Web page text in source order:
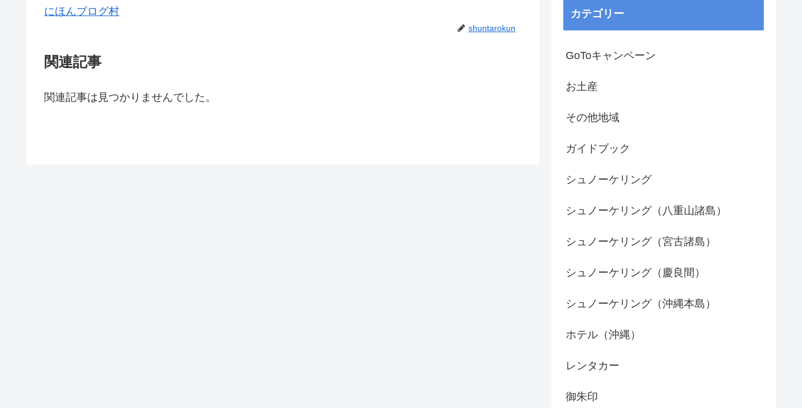
にほんブログ村
shuntarokun
関連記事
関連記事は見つかりませんでした。
カテゴリー
GoToキャンペーン
お土産
その他地域
ガイドブック
シュノーケリング
シュノーケリング（八重山諸島）
シュノーケリング（宮古諸島）
シュノーケリング（慶良間）
シュノーケリング（沖縄本島）
ホテル（沖縄）
レンタカー
御朱印